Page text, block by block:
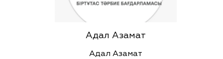
Адал Азамат
Адал Азамат